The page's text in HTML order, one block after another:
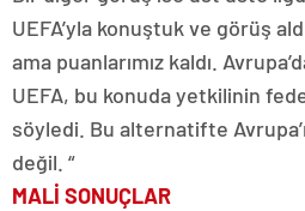
UEFA’yla konuştuk ve görüş
ama puanlarımız kaldı.
UEFA, bu konuda yetkilinin
söyledi. Bu alternatifte
değil. “
MALİ SONUÇLAR